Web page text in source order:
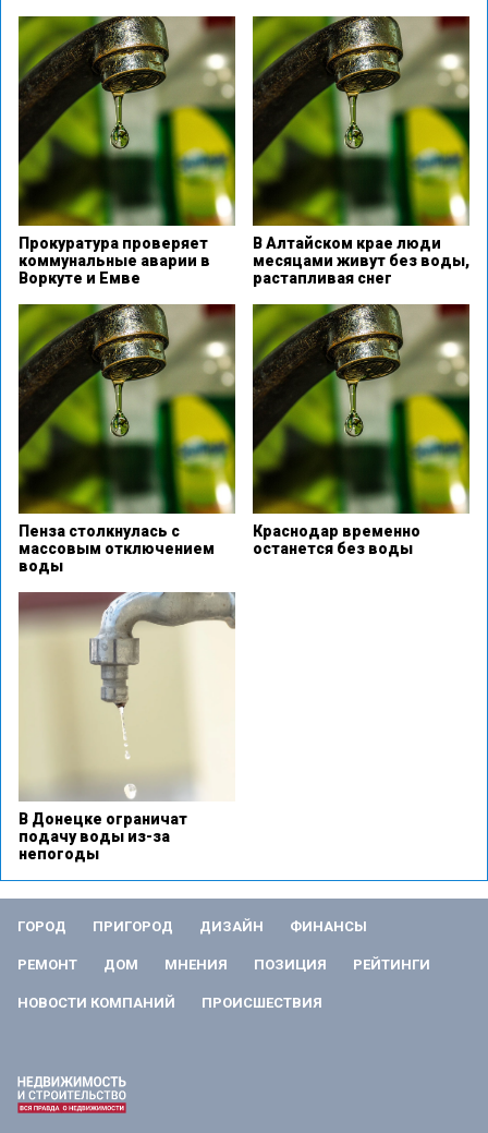
Прокуратура проверяет
коммунальные аварии в
Воркуте и Емве
В Алтайском крае люди
месяцами живут без воды,
растапливая снег
Пенза столкнулась с
массовым отключением
воды
Краснодар временно
останется без воды
В Донецке ограничат
подачу воды из-за
непогоды
ГОРОД ПРИГОРОД ДИЗАЙН ФИНАНСЫ
РЕМОНТ ДОМ МНЕНИЯ ПОЗИЦИЯ РЕЙТИНГИ
НОВОСТИ КОМПАНИЙ ПРОИСШЕСТВИЯ